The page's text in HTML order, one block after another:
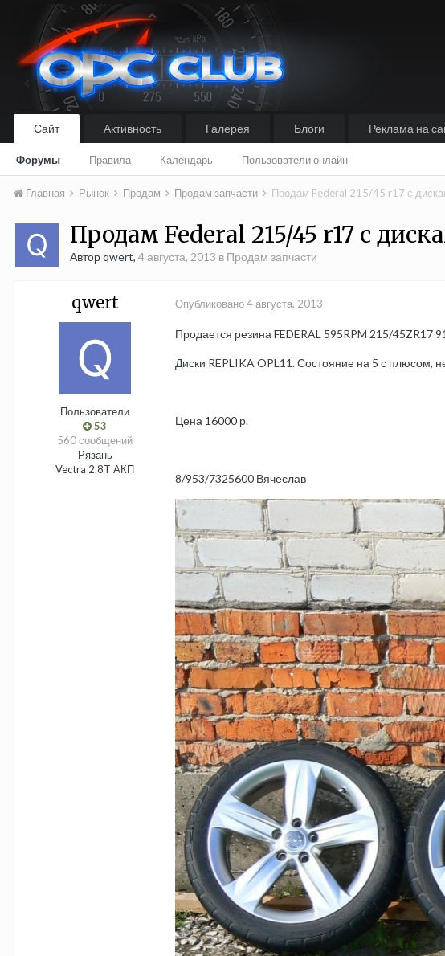
Сайт
Форумы Правила Календарь Пользователи онлайн
Активность Галерея Блоги Реклама на
Главная Рынок Продам Продам запчасти Продам Federal 215/45 r17 с
Продам Federal 215/45 r17 с
Автор qwert, 4 августа, 2013 в Продам запчасти
qwert
Пользователи
53
560 сообщений
Рязань
Vectra 2.8T АКП
Опубликовано4 августа, 2013
Продается резина FEDERAL 595RPM 215/45ZR17
Диски REPLIKA OPL11. Состояние на 5 с плюсом,
Цена 16000 р.
8/953/7325600 Вячеслав